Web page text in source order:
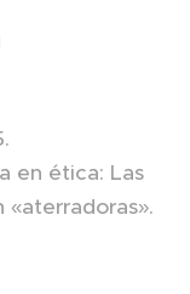
en ética: Las
«aterradoras».